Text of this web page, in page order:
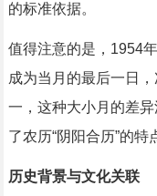
的标准依据。
值得注意的是，1954
成为当月的最后一日
一，这种大小月的差
了农历“阴阳合历”的特
历史背景与文化关联